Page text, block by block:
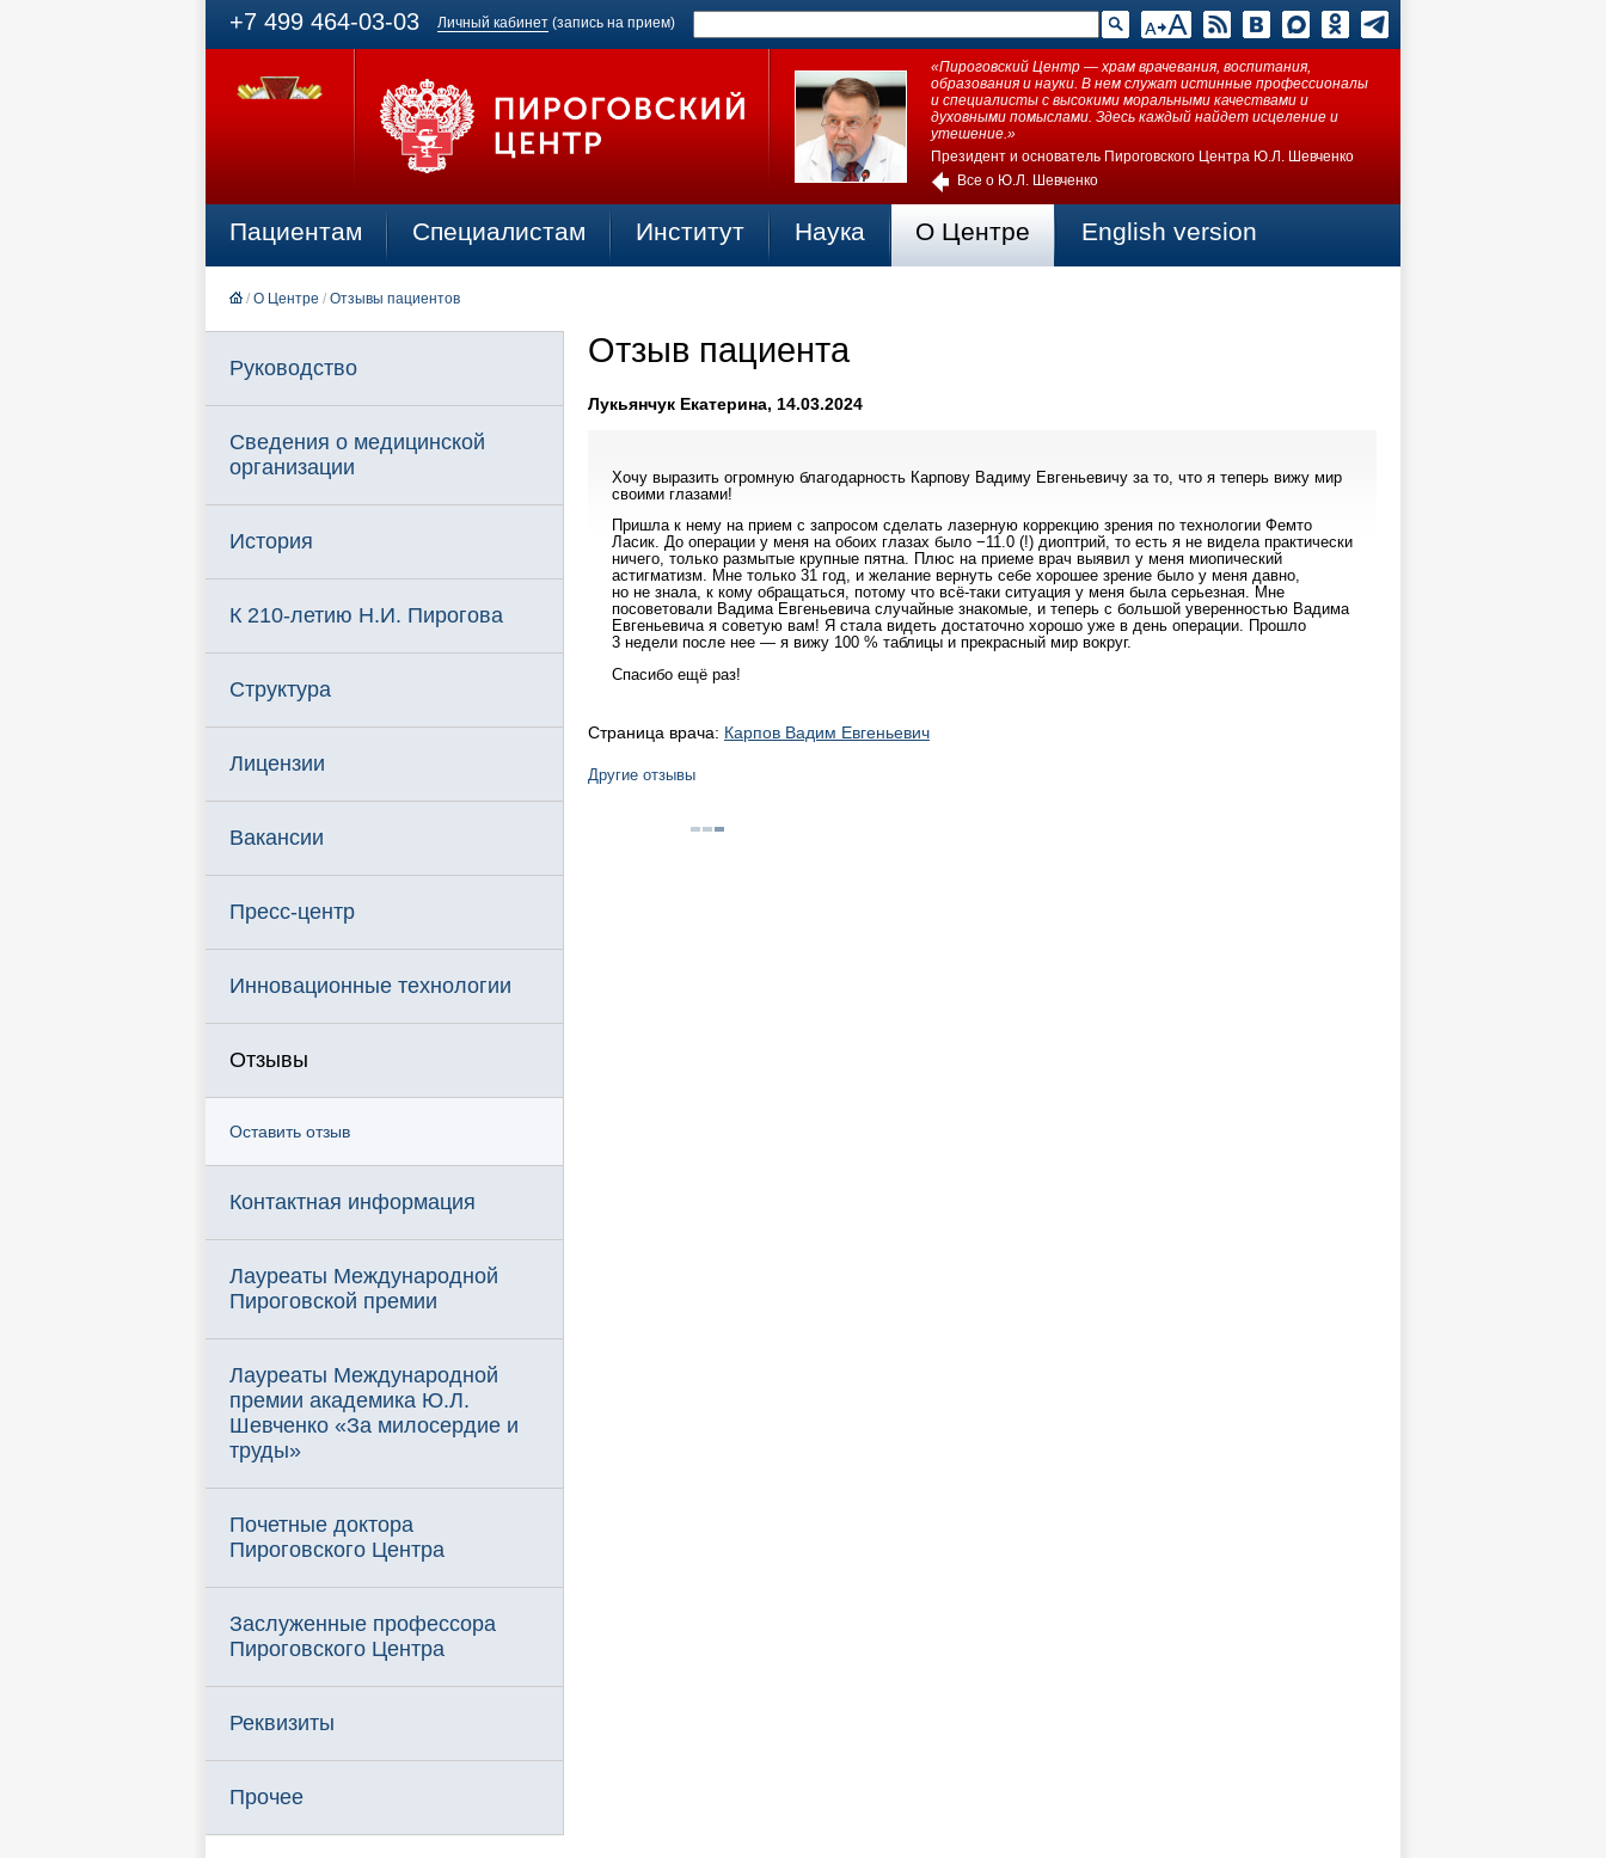
+7 499 464-03-03 Личный кабинет (запись на прием)
«Пироговский Центр — храм врачевания, воспитания,
образования и науки. В нем служат истинные профессионалы
и специалисты с высокими моральными качествами и
духовными помыслами. Здесь каждый найдет исцеление и
утешение.»
Президент и основатель Пироговского Центра Ю.Л. Шевченко
Все о Ю.Л. Шевченко
Пациентам Специалистам Институт Наука О Центре English version
/ О Центре / Отзывы пациентов
Руководство
Сведения о медицинской
организации
История
К 210-летию Н.И. Пирогова
Структура
Лицензии
Вакансии
Пресс-центр
Инновационные технологии
Отзывы
Оставить отзыв
Контактная информация
Лауреаты Международной
Пироговской премии
Лауреаты Международной
премии академика Ю.Л.
Шевченко «За милосердие и
труды»
Почетные доктора
Пироговского Центра
Заслуженные профессора
Пироговского Центра
Реквизиты
Прочее
Отзыв пациента
Лукьянчук Екатерина, 14.03.2024
Хочу выразить огромную благодарность Карпову Вадиму Евгеньевичу за то, что я теперь вижу мир
своими глазами!
Пришла к нему на прием с запросом сделать лазерную коррекцию зрения по технологии Фемто
Ласик. До операции у меня на обоих глазах было −11.0 (!) диоптрий, то есть я не видела практически
ничего, только размытые крупные пятна. Плюс на приеме врач выявил у меня миопический
астигматизм. Мне только 31 год, и желание вернуть себе хорошее зрение было у меня давно,
но не знала, к кому обращаться, потому что всё-таки ситуация у меня была серьезная. Мне
посоветовали Вадима Евгеньевича случайные знакомые, и теперь с большой уверенностью Вадима
Евгеньевича я советую вам! Я стала видеть достаточно хорошо уже в день операции. Прошло
3 недели после нее — я вижу 100 % таблицы и прекрасный мир вокруг.
Спасибо ещё раз!
Страница врача: Карпов Вадим Евгеньевич
Другие отзывы